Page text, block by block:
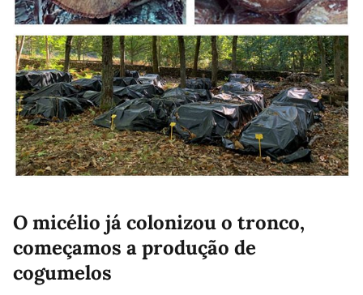
O micélio já colonizou o tronco,
começamos a produção de
cogumelos